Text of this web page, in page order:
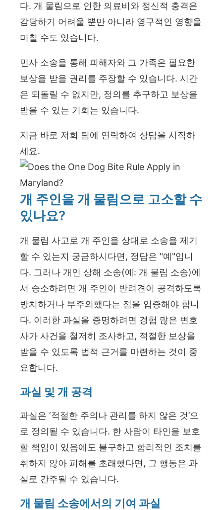
다. 개 물림으로 인한 의료비와 정신적 충격은
감당하기 어려울 뿐만 아니라 영구적인 영향을
미칠 수도 있습니다.
민사 소송을 통해 피해자와 그 가족은 필요한
보상을 받을 권리를 주장할 수 있습니다. 시간
은 되돌릴 수 없지만, 정의를 추구하고 보상을
받을 수 있는 기회는 있습니다.
지금 바로 저희 팀에 연락하여 상담을 시작하
세요.
개 주인을 개 물림으로 고소할 수
있나요?
개 물림 사고로 개 주인을 상대로 소송을 제기
할 수 있는지 궁금하시다면, 정답은 "예"입니
다. 그러나 개인 상해 소송(예: 개 물림 소송)에
서 승소하려면 개 주인이 반려견이 공격하도록
방치하거나 부주의했다는 점을 입증해야 합니
다. 이러한 과실을 증명하려면 경험 많은 변호
사가 사건을 철저히 조사하고, 적절한 보상을
받을 수 있도록 법적 근거를 마련하는 것이 중
요합니다.
과실 및 개 공격
과실은 ‘적절한 주의나 관리를 하지 않은 것’으
로 정의될 수 있습니다. 한 사람이 타인을 보호
할 책임이 있음에도 불구하고 합리적인 조치를
취하지 않아 피해를 초래했다면, 그 행동은 과
실로 간주될 수 있습니다.
개 물림 소송에서의 기여 과실